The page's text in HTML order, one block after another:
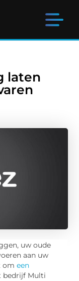
laten
uw oude
aan uw
omeen
bedrijf Multi